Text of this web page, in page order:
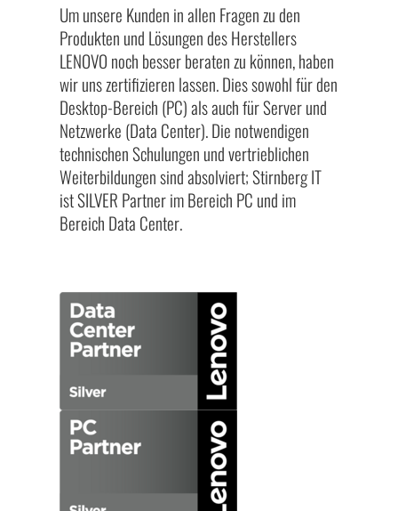
Um unsere Kunden in allen Fragen zu den
Produkten und Lösungen des Herstellers
LENOVO noch besser beraten zu können, haben
wir uns zertifizieren lassen. Dies sowohl für den
Desktop-Bereich (PC) als auch für Server und
Netzwerke (Data Center). Die notwendigen
technischen Schulungen und vertrieblichen
Weiterbildungen sind absolviert; Stirnberg IT
ist SILVER Partner im Bereich PC und im
Bereich Data Center.